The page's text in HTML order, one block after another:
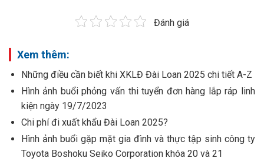
Đánh giá
Xem thêm:
Những điều cần biết khi XKLĐ Đài Loan 2025 chi tiết A-Z
Hình ảnh buổi phỏng vấn thi tuyển đơn hàng lắp ráp linh
kiện ngày 19/7/2023
Chi phí đi xuất khẩu Đài Loan 2025?
Hình ảnh buổi gặp mặt gia đình và thực tập sinh công ty
Toyota Boshoku Seiko Corporation khóa 20 và 21